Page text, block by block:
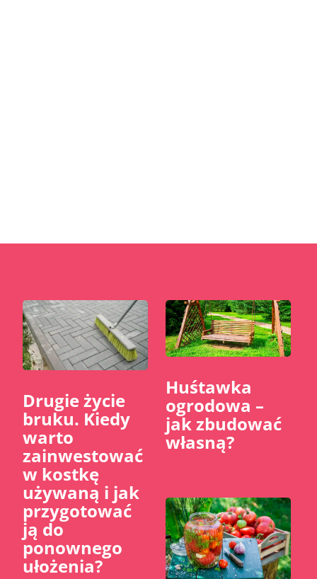
​Drugie życie
bruku. Kiedy
warto
zainwestować
w kostkę
używaną i jak
przygotować
ją do
ponownego
ułożenia?
Huśtawka
ogrodowa –
jak zbudować
własną?